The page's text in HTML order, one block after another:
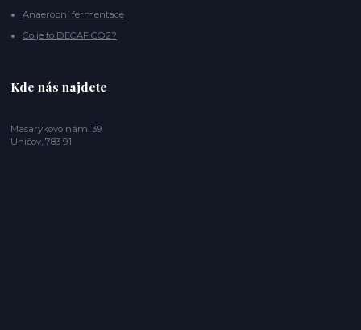
Anaerobní fermentace
Co je to DECAF CO2?
Kde nás najdete
Masarykovo nám. 39
Uničov, 783 91